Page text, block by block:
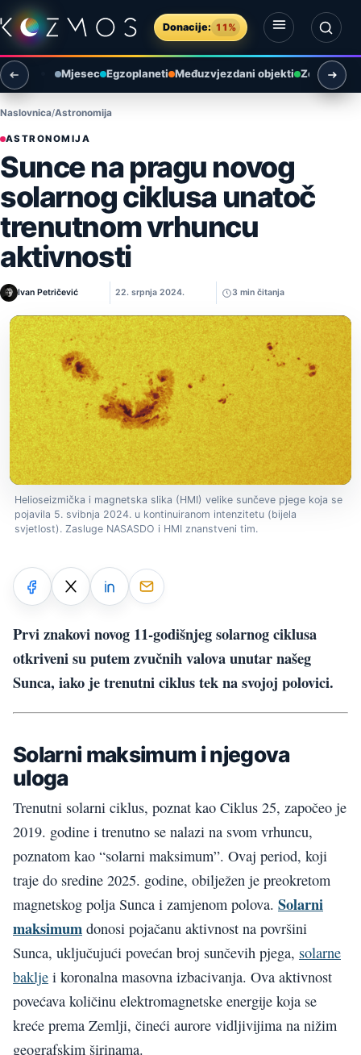
Preskoči na sadržaj
Donacije: 11%
Otvori izbornik
Otvori pretragu
Mjesec Egzoplaneti Međuzvjezdani objekti Zemlja i
Naslovnica Astronomija
ASTRONOMIJA
Sunce na pragu novog
solarnog ciklusa unatoč
trenutnom vrhuncu
aktivnosti
Ivan Petričević 22. srpnja 2024. 3 min čitanja
Helioseizmička i magnetska slika (HMI) velike sunčeve pjege koja se
pojavila 5. svibnja 2024. u kontinuiranom intenzitetu (bijela
svjetlost). Zasluge NASASDO i HMI znanstveni tim.
Prvi znakovi novog 11-godišnjeg solarnog ciklusa
otkriveni su putem zvučnih valova unutar našeg
Sunca, iako je trenutni ciklus tek na svojoj polovici.
Solarni maksimum i njegova
uloga
Trenutni solarni ciklus, poznat kao Ciklus 25, započeo je
2019. godine i trenutno se nalazi na svom vrhuncu,
poznatom kao “solarni maksimum”. Ovaj period, koji
traje do sredine 2025. godine, obilježen je preokretom
magnetskog polja Sunca i zamjenom polova. Solarni
maksimum donosi pojačanu aktivnost na površini
Sunca, uključujući povećan broj sunčevih pjega, solarne
baklje i koronalna masovna izbacivanja. Ova aktivnost
povećava količinu elektromagnetske energije koja se
kreće prema Zemlji, čineći aurore vidljivijima na nižim
geografskim širinama.